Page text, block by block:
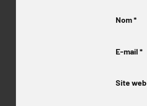
Nom*
E-mail *
Site web